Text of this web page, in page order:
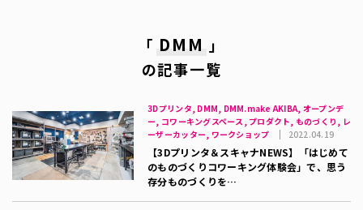
「 DMM 」
の記事一覧
3Dプリンタ, DMM, DMM.make AKIBA, オープンデ
ー, コワーキングスペース, プロダクト, ものづくり, レ
ーザーカッター, ワークショップ
2022.04.19
【3Dプリンタ＆スキャナNEWS】「はじめて
のものづくりコワーキング体験会」で、思う
存分ものづくりを…